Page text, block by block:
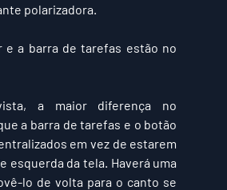
polarizadora.
e a barra de tarefas estão no
a maior diferença no
a barra de tarefas e o botão
em vez de estarem
esquerda da tela. Haverá uma
lo de volta para o canto se